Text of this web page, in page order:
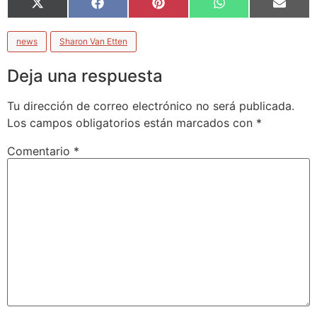
X
(Twitter)
Facebook Pinterest WhatsApp Email
news Sharon Van Etten
Deja una respuesta
Tu dirección de correo electrónico no será publicada.
Los campos obligatorios están marcados con *
Comentario *